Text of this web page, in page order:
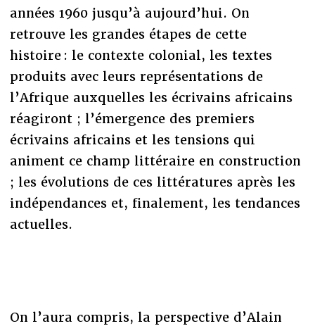
années 1960 jusqu’à aujourd’hui. On
retrouve les grandes étapes de cette
histoire : le contexte colonial, les textes
produits avec leurs représentations de
l’Afrique auxquelles les écrivains africains
réagiront ; l’émergence des premiers
écrivains africains et les tensions qui
animent ce champ littéraire en construction
; les évolutions de ces littératures après les
indépendances et, finalement, les tendances
actuelles.
On l’aura compris, la perspective d’Alain